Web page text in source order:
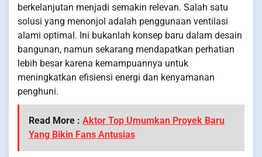
berkelanjutan menjadi semakin relevan. Salah satu
solusi yang menonjol adalah penggunaan ventilasi
alami optimal. Ini bukanlah konsep baru dalam desain
bangunan, namun sekarang mendapatkan perhatian
lebih besar karena kemampuannya untuk
meningkatkan efisiensi energi dan kenyamanan
penghuni.
Read More : Aktor Top Umumkan Proyek Baru
Yang Bikin Fans Antusias